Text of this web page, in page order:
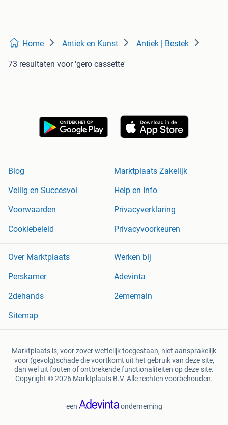
Home Antiek en Kunst Antiek | Bestek
73 resultaten voor 'gero cassette'
Blog
Marktplaats Zakelijk
Veilig en Succesvol
Help en Info
Voorwaarden
Privacyverklaring
Cookiebeleid
Privacyvoorkeuren
Over Marktplaats
Werken bij
Perskamer
Adevinta
2dehands
2ememain
Sitemap
Marktplaats is, voor zover wettelijk toegestaan, niet aansprakelijk
voor (gevolg)schade die voortkomt uit het gebruik van deze site,
dan wel uit fouten of ontbrekende functionaliteiten op deze site.
Copyright © 2026 Marktplaats B.V. Alle rechten voorbehouden.
een onderneming